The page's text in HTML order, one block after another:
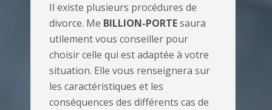
Il existe plusieurs procédures de
divorce. Me BILLION-PORTEsaura
utilement vous conseiller pour
choisir celle qui est adaptée à votre
situation. Elle vous renseignera sur
les caractéristiques et les
conséquences des différents cas de